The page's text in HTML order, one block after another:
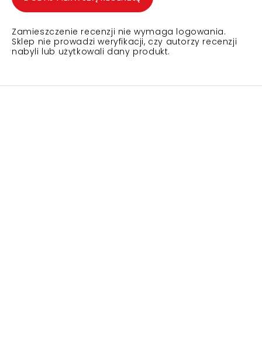
Zamieszczenie recenzji nie wymaga logowania.
Sklep nie prowadzi weryfikacji, czy autorzy recenzji
nabyli lub użytkowali dany produkt.